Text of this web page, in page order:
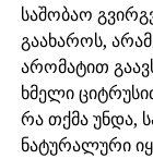
საშობაო
გაახაროს,
არომატით
ხმელი
რა თქმა უნდა,
ნატურალური